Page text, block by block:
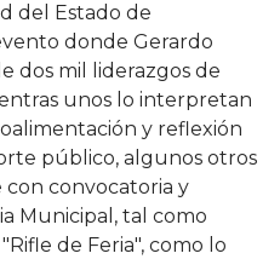
del Estado de
donde Gerardo
dos mil liderazgos de
unos lo interpretan
y reflexión
público, algunos otros
convocatoria y
Municipal, tal como
de Feria", como lo